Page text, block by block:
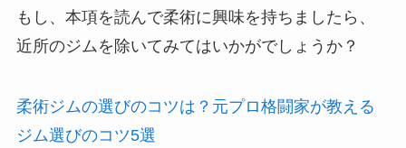
もし、本項を読んで柔術に興味を持ちましたら、
近所のジムを除いてみてはいかがでしょうか？
柔術ジムの選びのコツは？元プロ格闘家が教える
ジム選びのコツ5選